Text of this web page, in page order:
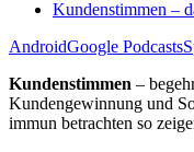
Kundenstimmen –
AndroidGoogle Podcasts
Kundenstimmen –
Kundengewinnung und
immun betrachten so